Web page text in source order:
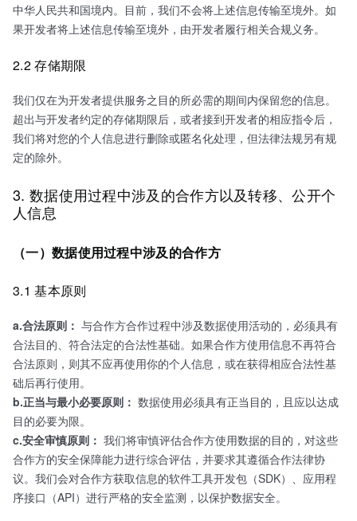
中华人民共和国境内。目前，我们不会将上述信息传输至境外。如
果开发者将上述信息传输至境外，由开发者履行相关合规义务。
2.2 存储期限
我们仅在为开发者提供服务之目的所必需的期间内保留您的信息。
超出与开发者约定的存储期限后，或者接到开发者的相应指令后，
我们将对您的个人信息进行删除或匿名化处理，但法律法规另有规
定的除外。
3. 数据使用过程中涉及的合作方以及转移、公开个
人信息
（一）数据使用过程中涉及的合作方
3.1 基本原则
a.合法原则： 与合作方合作过程中涉及数据使用活动的，必须具有
合法目的、符合法定的合法性基础。如果合作方使用信息不再符合
合法原则，则其不应再使用你的个人信息，或在获得相应合法性基
础后再行使用。
b.正当与最小必要原则： 数据使用必须具有正当目的，且应以达成
目的必要为限。
c.安全审慎原则： 我们将审慎评估合作方使用数据的目的，对这些
合作方的安全保障能力进行综合评估，并要求其遵循合作法律协
议。我们会对合作方获取信息的软件工具开发包（SDK）、应用程
序接口（API）进行严格的安全监测，以保护数据安全。